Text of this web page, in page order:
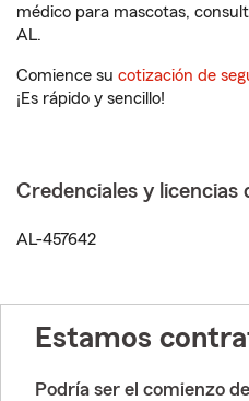
médico para mascotas,
AL.
Comience su cotización de
¡Es rápido y sencillo!
Credenciales y licencias
AL-457642
Estamos
Podría ser el comienzo